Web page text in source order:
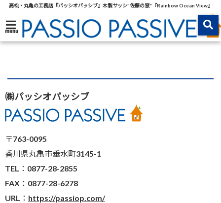
高松・丸亀の工務店『パッシオパッシブ』木製サッシ"佐藤の窓"『Rainbow Ocean View』
menu
㈱パッシオパッシブ
〒763-0095
香川県丸亀市垂水町3145-1
TEL：0877-28-2855
FAX：0877-28-6278
URL： https://passiop.com/